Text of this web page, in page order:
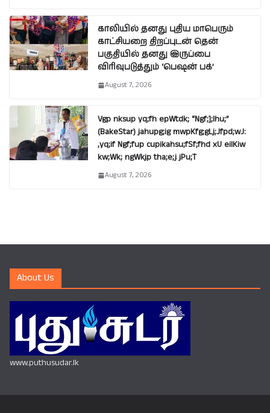
காலியில் தனது புதிய மாபெரும்
காட்சியறை திறப்புடன் தென்
பகுதியில் தனது இருப்பை
விரிவுபடுத்தும் ‘பெஷன் பக்’
August 7, 2026
Vgp nksup yq;fh epWtdk; “Ngf;];lhu;”
(BakeStar) jahupg;ig mwpKfg;gLj;Jfpd;wJ:
,yq;if Ngf;fup cupikahsu;fSf;fhd xU eilKiw
kw;Wk; ngWkjp tha;e;j jPu;T
August 7, 2026
About Us
www.puthusudar.lk